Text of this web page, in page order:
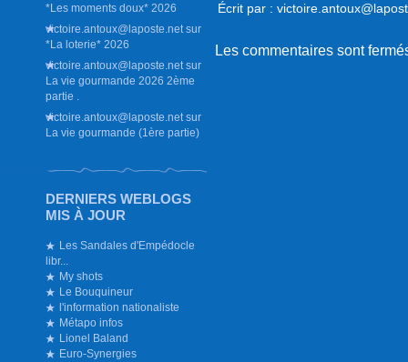
*Les moments doux* 2026
victoire.antoux@laposte.net sur
*La loterie* 2026
victoire.antoux@laposte.net sur
La vie gourmande 2026 2ème
partie .
victoire.antoux@laposte.net sur
La vie gourmande (1ère partie)
DERNIERS WEBLOGS
MIS À JOUR
Les Sandales d'Empédocle
libr...
My shots
Le Bouquineur
l'information nationaliste
Métapo infos
Lionel Baland
Euro-Synergies
Écrit par :
Les commentaires sont